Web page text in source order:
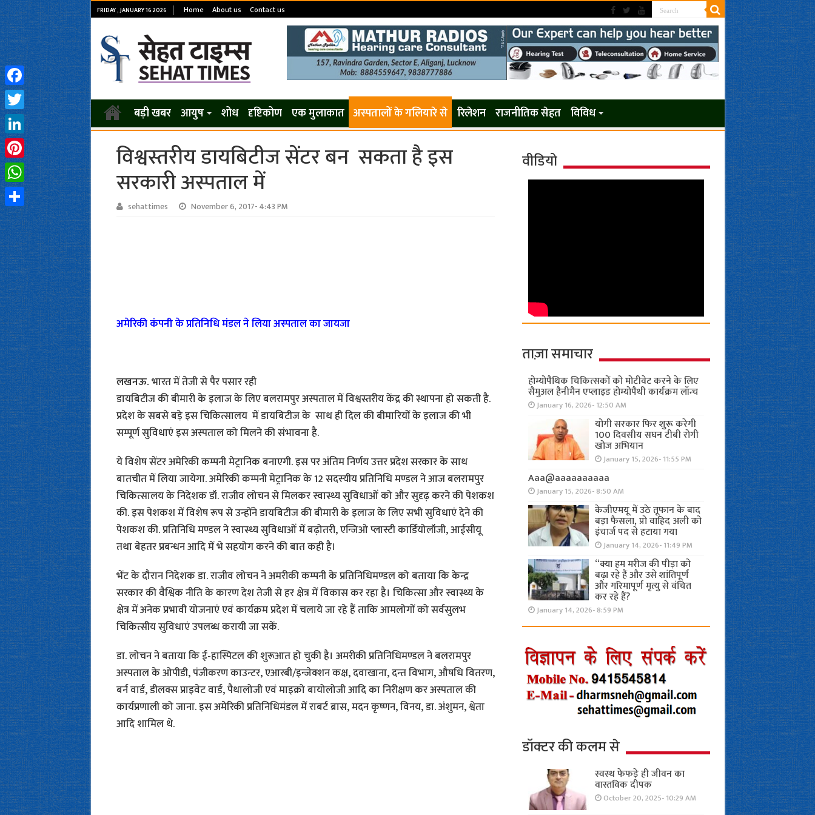
FRIDAY , JANUARY 16 2026 Home About us Contact us
बड़ी खबर आयुष शोध दृष्टिकोण एक मुलाकात अस्पतालों के गलियारे से रिलेशन राजनीतिक सेहत विविध
विश्वस्तरीय डायबिटीज सेंटर बन सकता है इस
सरकारी अस्पताल में
sehattimes November 6, 2017- 4:43 PM
अमेरिकी कंपनी के प्रतिनिधि मंडल ने लिया अस्पताल का जायजा
लखनऊ.भारत में तेजी से पैर पसार रही
डायबिटीज की बीमारी के इलाज के लिए बलरामपुर अस्पताल में विश्वस्तरीय केंद्र की स्थापना हो सकती है.
प्रदेश के सबसे बड़े इस चिकित्सालय में डायबिटीज के साथ ही दिल की बीमारियों के इलाज की भी
सम्पूर्ण सुविधाएं इस अस्पताल को मिलने की संभावना है.
ये विशेष सेंटर अमेरिकी कम्पनी मेट्रानिक बनाएगी. इस पर अंतिम निर्णय उत्तर प्रदेश सरकार के साथ
बातचीत में लिया जायेगा. अमेरिकी कम्पनी मेट्रानिक के 12 सदस्यीय प्रतिनिधि मण्डल ने आज बलरामपुर
चिकित्सालय के निदेशक डॉ. राजीव लोचन से मिलकर स्वास्थ्य सुविधाओं को और सुदृढ़ करने की पेशकश
की. इस पेशकश में विशेष रूप से उन्होंने डायबिटीज की बीमारी के इलाज के लिए सभी सुविधाएं देने की
पेशकश की. प्रतिनिधि मण्डल ने स्वास्थ्य सुविधाओं में बढ़ोतरी, एन्जिओ प्लास्टी कार्डियोलॉजी, आईसीयू
तथा बेहतर प्रबन्धन आदि में भे सहयोग करने की बात कही है।
भेंट के दौरान निदेशक डा. राजीव लोचन ने अमरीकी कम्पनी के प्रतिनिधिमण्डल को बताया कि केन्द्र
सरकार की वैश्विक नीति के कारण देश तेजी से हर क्षेत्र में विकास कर रहा है। चिकित्सा और स्वास्थ्य के
क्षेत्र में अनेक प्रभावी योजनाएं एवं कार्यक्रम प्रदेश में चलाये जा रहे हैं ताकि आमलोगों को सर्वसुलभ
चिकित्सीय सुविधाएं उपलब्ध करायी जा सकें.
डा. लोचन ने बताया कि ई-हास्पिटल की शुरूआत हो चुकी है। अमरीकी प्रतिनिधिमण्डल ने बलरामपुर
अस्पताल के ओपीडी, पंजीकरण काउन्टर, एआरबी/इन्जेक्शन कक्ष, दवाखाना, दन्त विभाग, औषधि वितरण,
बर्न वार्ड, डीलक्स प्राइवेट वार्ड, पैथालोजी एवं माइक्रो बायोलोजी आदि का निरीक्षण कर अस्पताल की
कार्यप्रणाली को जाना. इस अमेरिकी प्रतिनिधिमंडल में राबर्ट ब्रास, मदन कृष्णन, विनय, डा. अंशुमन, श्वेता
आदि शामिल थे.
वीडियो
ताज़ा समाचार
होम्योपैथिक चिकित्सकों को मोटीवेट करने के लिए
सैमुअल हैनीमैन एप्लाइड होम्योपैथी कार्यक्रम लॉन्च
January 16, 2026- 12:50 AM
योगी सरकार फिर शुरू करेगी
100 दिवसीय सघन टीबी रोगी
खोज अभियान
January 15, 2026- 11:55 PM
Aaa@aaaaaaaaaa
January 15, 2026- 8:50 AM
केजीएमयू में उठे तूफान के बाद
बड़ा फैसला, प्रो वाहिद अली को
इंचार्ज पद से हटाया गया
January 14, 2026- 11:49 PM
“क्या हम मरीज की पीड़ा को
बढ़ा रहे हैं और उसे शांतिपूर्ण
और गरिमापूर्ण मृत्यु से वंचित
कर रहे हैं?
January 14, 2026- 8:59 PM
डॉक्टर की कलम से
स्वस्थ फेफड़े ही जीवन का
वास्तविक दीपक
October 20, 2025- 10:29 AM
Facebook
Twitter
LinkedIn
Pinterest
WhatsApp
Share